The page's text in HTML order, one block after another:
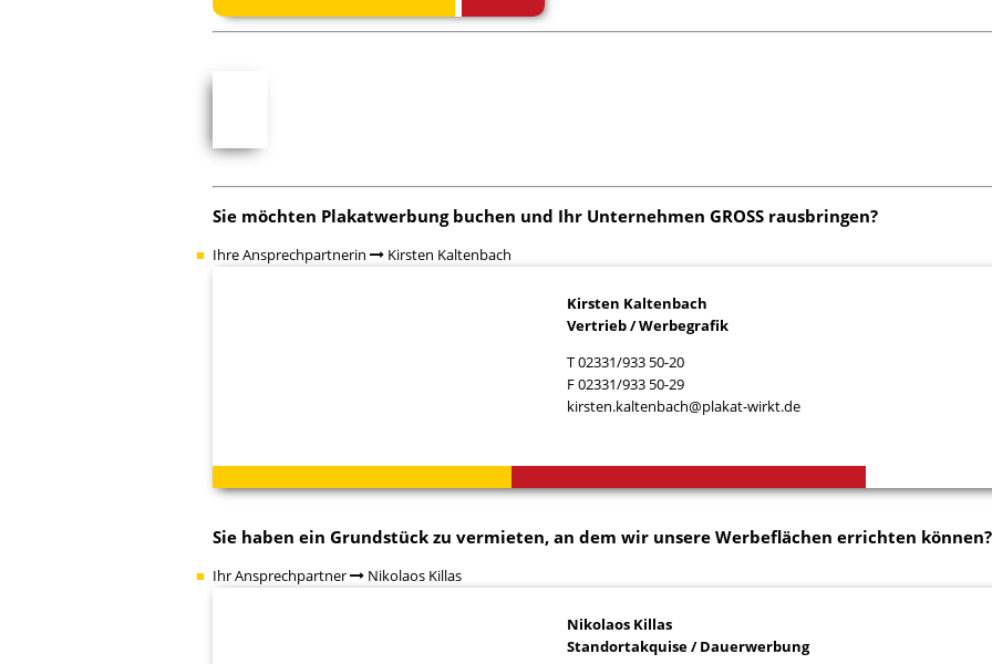
Sie möchten Plakatwerbung buchen und Ihr Unternehmen GROSS rausbringen?
Ihre Ansprechpartnerin Kirsten Kaltenbach
Kirsten Kaltenbach
Vertrieb / Werbegrafik
T 02331/933 50-20
F 02331/933 50-29
kirsten.kaltenbach@plakat-wirkt.de
Sie haben ein Grundstück zu vermieten, an dem wir unsere Werbeflächen errichten können?
Ihr Ansprechpartner Nikolaos Killas
Nikolaos Killas
Standortakquise / Dauerwerbung